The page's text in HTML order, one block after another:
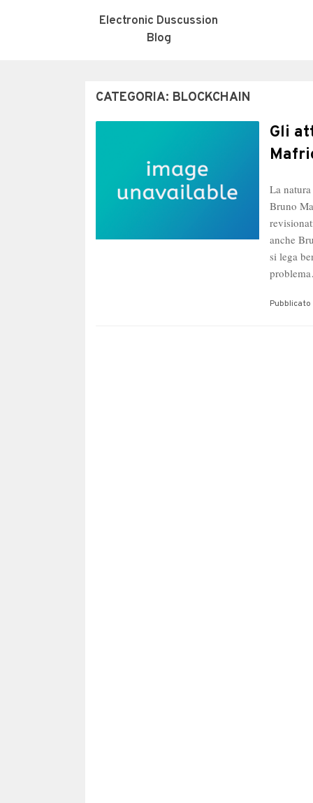
Electronic Duscussion
Blog
CATEGORIA: BLOCKCHAIN
Gli
La
Bruno
anche
si lega